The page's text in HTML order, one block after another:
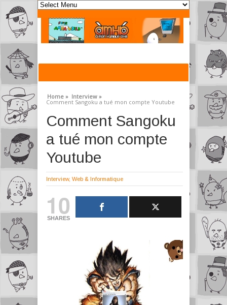
Home » Interview »
Comment Sangoku a tué mon compte Youtube
Comment Sangoku
a tué mon compte
Youtube
Interview, Web & Informatique
10
SHARES